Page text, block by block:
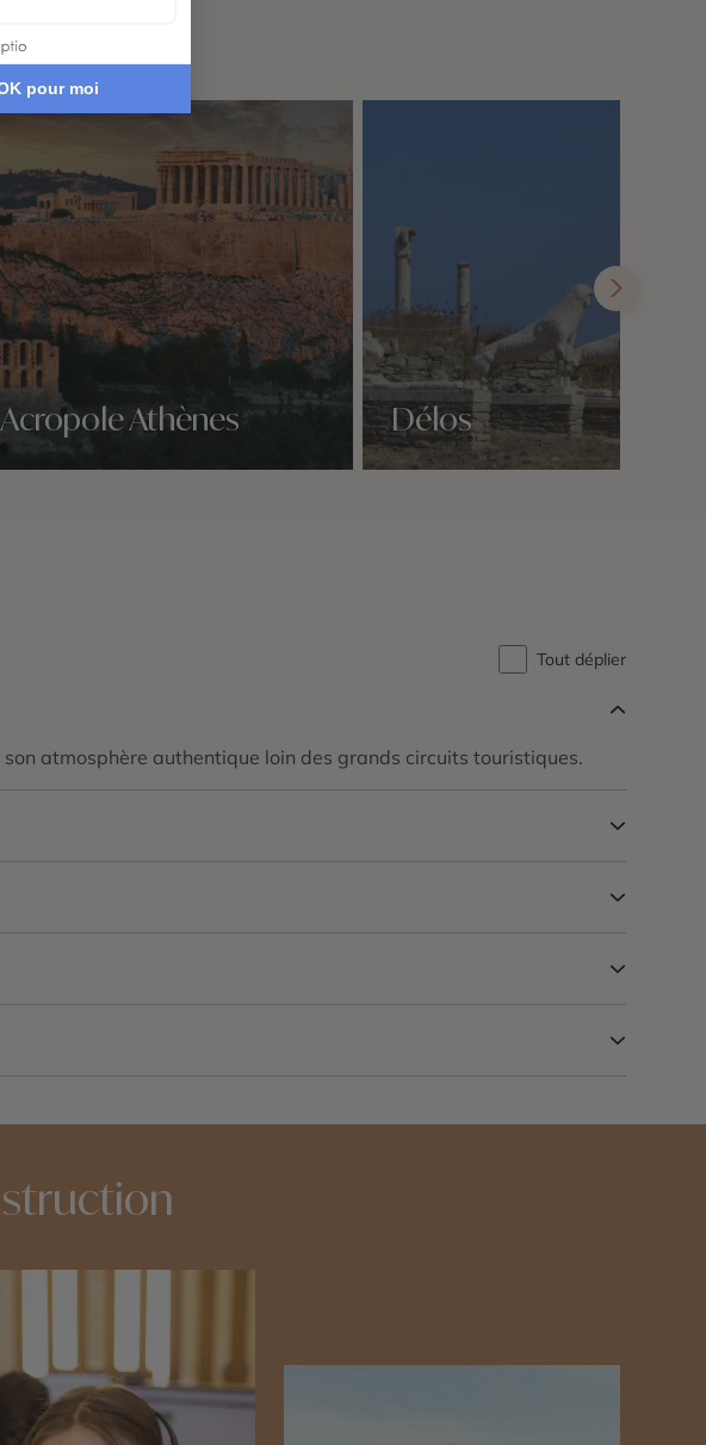
Acropole Athènes Délos
Tout déplier
atmosphère authentique loin des grands circuits touristiques.